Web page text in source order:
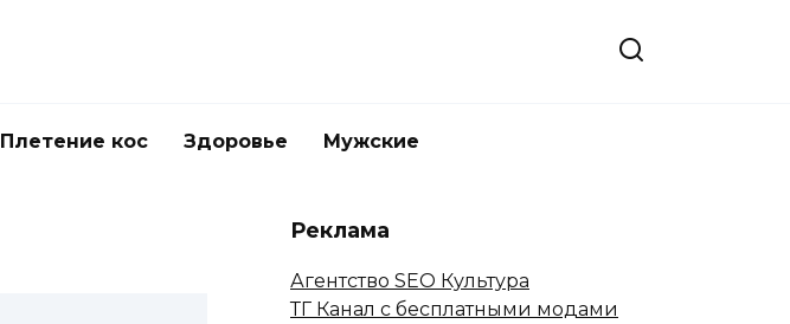
Плетение кос Здоровье Мужские
Реклама
Агентство SEO Культура
ТГ Канал с бесплатными модами